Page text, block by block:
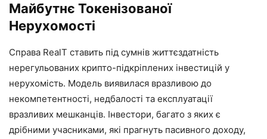
Майбутнє Токенізованої
Нерухомості
Справа RealT ставить під сумнів життєздатність
нерегульованих крипто-підкріплених інвестицій у
нерухомість. Модель виявилася вразливою до
некомпетентності, недбалості та експлуатації
вразливих мешканців. Інвестори, багато з яких є
дрібними учасниками, які прагнуть пасивного доходу,